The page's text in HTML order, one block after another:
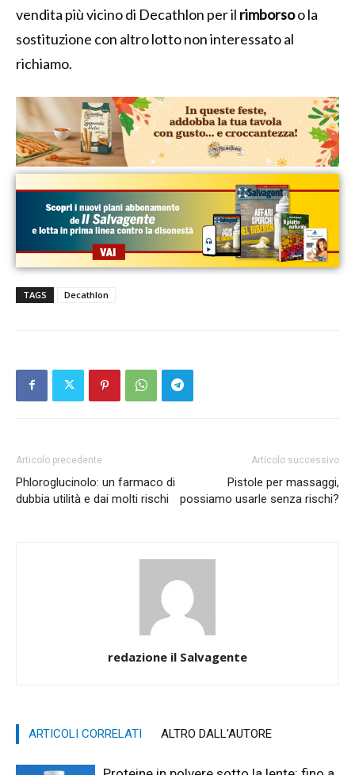
vendita più vicino di Decathlon per il rimborsoo la
sostituzione con altro lotto non interessato al
richiamo.
TAGS Decathlon
Articolo precedente
Phloroglucinolo: un farmaco di
dubbia utilità e dai molti rischi
Articolo successivo
Pistole per massaggi,
possiamo usarle senza rischi?
redazione il Salvagente
ARTICOLI CORRELATI ALTRO DALL'AUTORE